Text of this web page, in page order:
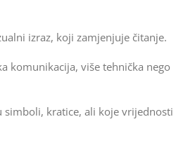
izraz, koji zamjenjuje čitanje.
komunikacija, više tehnička nego
simboli, kratice, ali koje ­vrijednosti